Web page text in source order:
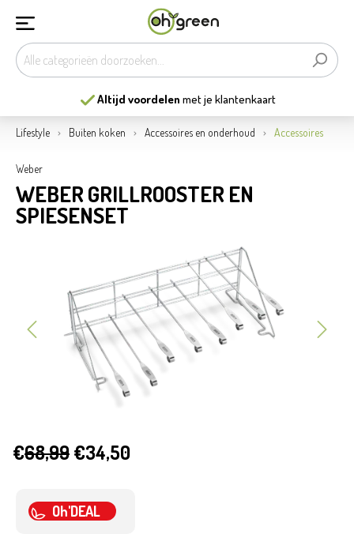
Altijd voordelen met je klantenkaart
Lifestyle Buiten koken Accessoires en onderhoud Accessoires
Weber
WEBER GRILLROOSTER EN
SPIESENSET
€68,99€34,50
Oh'DEAL